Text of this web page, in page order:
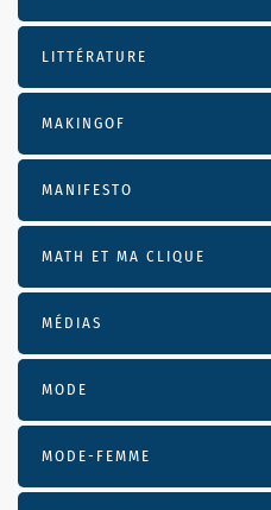
LITTÉRATURE
MAKINGOF
MANIFESTO
MATH ET MA CLIQUE
MÉDIAS
MODE
MODE-FEMME